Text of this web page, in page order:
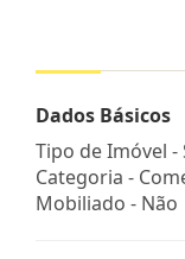
Dados Básicos
Tipo de Imóvel -
Categoria -
Mobiliado - Não